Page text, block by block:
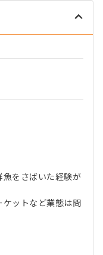
をさばいた経験が
ットなど業態は問